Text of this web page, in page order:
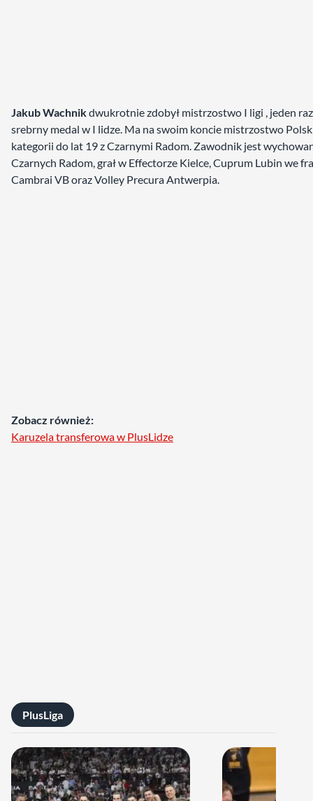
Jakub Wachnikdwukrotnie zdobył mistrzostwo I ligi , jeden
srebrny medal w I lidze. Ma na swoim koncie mistrzostwo
kategorii do lat 19 z Czarnymi Radom. Zawodnik jest
Czarnych Radom, grał w Effectorze Kielce, Cuprum Lubin we
Cambrai VB oraz Volley Precura Antwerpia.
Zobacz również:
Karuzela transferowa w PlusLidze
PlusLiga